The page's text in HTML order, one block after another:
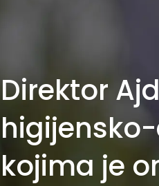
Direktor
kojima je